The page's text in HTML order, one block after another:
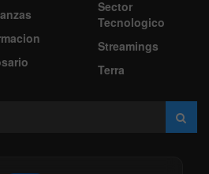
Sector
Tecnologico
Streamings
Terra